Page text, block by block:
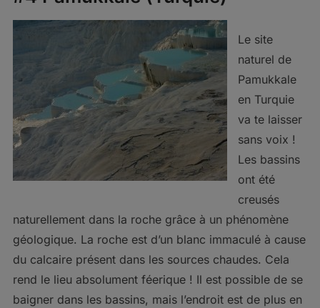
Le site
naturel de
Pamukkale
en Turquie
va te laisser
sans voix !
Les bassins
ont été
creusés
naturellement dans la roche grâce à un phénomène
géologique. La roche est d’un blanc immaculé à cause
du calcaire présent dans les sources chaudes. Cela
rend le lieu absolument féerique ! Il est possible de se
baigner dans les bassins, mais l’endroit est de plus en